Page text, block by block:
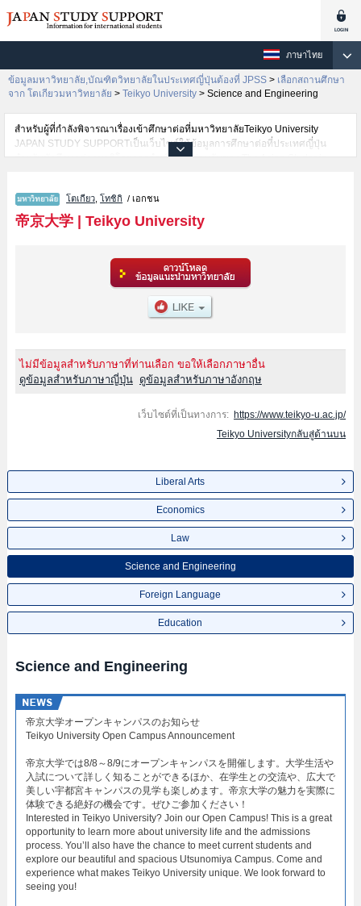
ภาษาไทย
ข้อมูลมหาวิทยาลัย,บัณฑิตวิทยาลัยในประเทศญี่ปุ่นต้องที่ JPSS > เลือกสถานศึกษา
จาก โตเกียวมหาวิทยาลัย > Teikyo University > Science and Engineering
สำหรับผู้ที่กำลังพิจารณาเรื่องเข้าศึกษาต่อที่มหาวิทยาลัยTeikyo University
JAPAN STUDY SUPPORTเป็นเว็บไซต์ให้ข้อมูลการศึกษาต่อที่ประเทศญี่ปุ่น
สำหรับนักศึกษาต่างชาติโดยการดำเนินงานร่วมกันของ The Asian Students
คณะLawหรือคณะScience and EngineeringหรือคณะForeign Languageหรือ
คณะEducation ไว้ เป็นต้นไว้สำหรับผู้ที่ต้องการค้นหาข้อมูลการศึกษาต่อเกี่ยว
กับTeikyo University กรุณาใช้เว็บไซต์นี้เพื่อการค้นหาข้อมูลตามอัธยาศัย
วิทยาลัย,วิทยาลัยระดับอนุปริญญา,วิทยาลัยอาชีวศึกษากว่า 1,300 แห่งที่กำลัง
เปิดรับสมัครนักศึกษาต่างชาติด้วย
โตเกียว ,โทชิกิ / เอกชน
帝京大学| Teikyo University
ไม่มีข้อมูลสำหรับภาษาที่ท่านเลือก ขอให้เลือกภาษาอื่น
ดูข้อมูลสำหรับภาษาญี่ปุ่น
ดูข้อมูลสำหรับภาษาอังกฤษ
เว็บไซต์ที่เป็นทางการ: https://www.teikyo-u.ac.jp/
Teikyo Universityกลับสู่ด้านบน
Liberal Arts
Economics
Law
Science and Engineering
Foreign Language
Education
Science and Engineering
帝京大学オープンキャンパスのお知らせ​
Teikyo University Open Campus Announcement​
帝京大学では8/8～8/9にオープンキャンパスを開催します。大学生活や
入試について詳しく知ることができるほか、在学生との交流や、広大で
美しい宇都宮キャンパスの見学も楽しめます。帝京大学の魅力を実際に
体験できる絶好の機会です。ぜひご参加ください！
Interested in Teikyo University? Join our Open Campus! This is a great
opportunity to learn more about university life and the admissions
process. You’ll also have the chance to meet current students and
explore our beautiful and spacious Utsunomiya Campus. Come and
experience what makes Teikyo University unique. We look forward to
seeing you!